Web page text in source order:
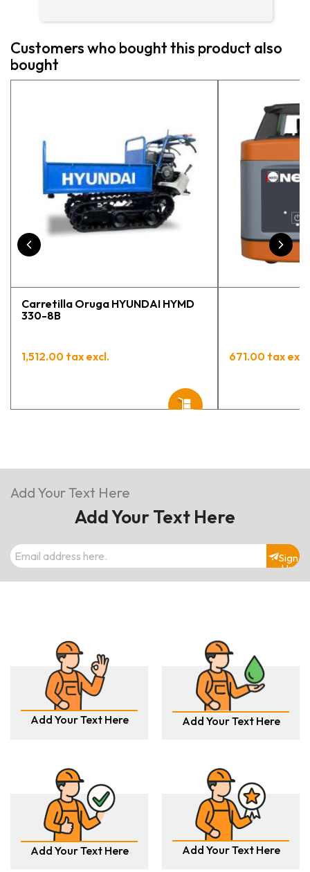
Customers who bought this product also
bought
Carretilla Oruga HYUNDAI HYMD
330-8B
1,512.00 tax excl. 671.00 tax excl.
Add Your Text Here
Add Your Text Here
Sign
Up
Add Your Text Here Add Your Text Here
Add Your Text Here Add Your Text Here